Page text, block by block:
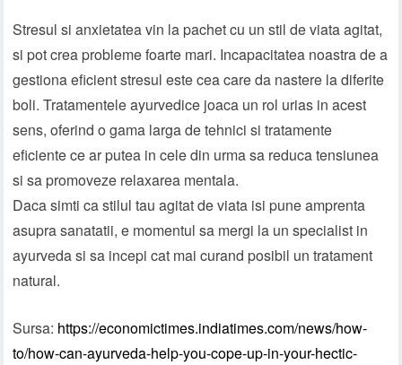
Stresul si anxietatea vin la pachet cu un stil de viata agitat,
si pot crea probleme foarte mari. Incapacitatea noastra de a
gestiona eficient stresul este cea care da nastere la diferite
boli. Tratamentele ayurvedice joaca un rol urias in acest
sens, oferind o gama larga de tehnici si tratamente
eficiente ce ar putea in cele din urma sa reduca tensiunea
si sa promoveze relaxarea mentala.
Daca simti ca stilul tau agitat de viata isi pune amprenta
asupra sanatatii, e momentul sa mergi la un specialist in
ayurveda si sa incepi cat mai curand posibil un tratament
natural.
Sursa: https://economictimes.indiatimes.com/news/how-
to/how-can-ayurveda-help-you-cope-up-in-your-hectic-